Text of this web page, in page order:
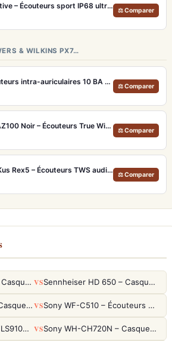
Jabra Elite 8 Active – Écouteurs sport IP68 ultra-robustes et ANC
⚖ Comparer
& WILKINS PX7…
FiiO FA19 – Écouteurs intra-auriculaires 10 BA Knowles avec technologie S.Turbo
⚖ Comparer
Technics EAH-AZ100 Noir – Écouteurs True Wireless audiophiles avec drivers MFD et autonomie 29h
⚖ Comparer
Noble Audio FoKus Rex5 – Écouteurs TWS audiophiles tribrides
⚖ Comparer
HIFIMAN SUNDARA – Casque Planar Magnetic Ouvert Over-Ear Audiophile VS Sennheiser HD 650 – Casque audiophile ouvert pour l'écoute analytique
Sony WH-CH720N – Casque ANC 35h, Ultra-léger (192g) avec Processeur V1 VS Sony WF-C510 – Écouteurs True Wireless compacts, autonomie 22h et multipoint
Sony LinkBuds Fit WFLS910NW Blanc – Écouteurs Sport Ailes ANC VS Sony WH-CH720N – Casque ANC 35h, Ultra-léger (192g) avec Processeur V1